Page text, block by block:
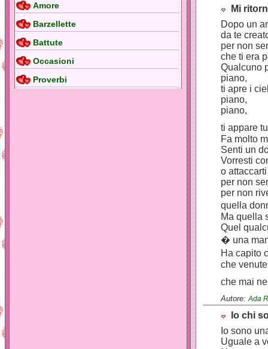
Amore
Barzellette
Battute
Occasioni
Proverbi
Mi
Dopo un
da te
per non
che ti era
Qualcuno
piano,
ti apre i
piano,
piano,
ti appare
Fa molto
Senti un
Vorresti
o
per non
per non
quella
Ma quella
Quel
� una
Ha capito
che
che mai
Autore:Ada
Io chi
Io sono
Uguale a